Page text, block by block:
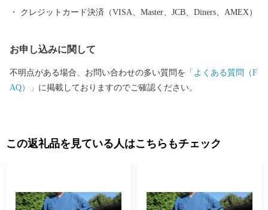
クレジットカード決済（VISA、Master、JCB、Diners、AMEX）
お申し込みに関して
不明点がある場合、お問い合わせの多い質問を 「よくある質問（F
AQ）」 に掲載しておりますのでご確認ください。
この返礼品を見ている人はこちらもチェック